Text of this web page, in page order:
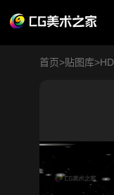
首页>贴图库>